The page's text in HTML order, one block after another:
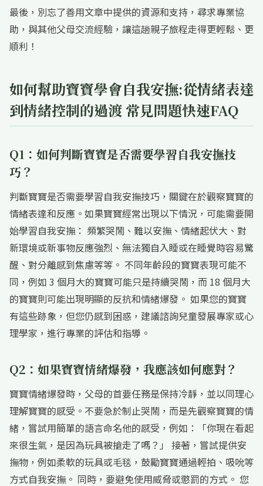
最後，別忘了善用文章中提供的資源和支持，尋求專業協
助，與其他父母交流經驗，讓這趟親子旅程走得更輕鬆、更
順利！
如何幫助寶寶學會自我安撫:從情緒表達
到情緒控制的過渡 常見問題快速FAQ
Q1：如何判斷寶寶是否需要學習自我安撫技
巧？
判斷寶寶是否需要學習自我安撫技巧，關鍵在於觀察寶寶的
情緒表達和反應。如果寶寶經常出現以下情況，可能需要開
始學習自我安撫： 頻繁哭鬧、難以安撫、情緒起伏大、對
新環境或新事物反應強烈、無法獨自入睡或在睡覺時容易驚
醒、對分離感到焦慮等等。 不同年齡段的寶寶表現可能不
同，例如 3 個月大的寶寶可能只是持續哭鬧，而 18 個月大
的寶寶則可能出現明顯的反抗和情緒爆發。 如果您的寶寶
有這些跡象，但您仍感到困惑，建議諮詢兒童發展專家或心
理學家，進行專業的評估和指導。
Q2：如果寶寶情緒爆發，我應該如何應對？
寶寶情緒爆發時，父母的首要任務是保持冷靜，並以同理心
理解寶寶的感受。不要急於制止哭鬧，而是先觀察寶寶的情
緒，嘗試用簡單的語言命名他的感受，例如：「你現在看起
來很生氣，是因為玩具被搶走了嗎？」 接著，嘗試提供安
撫物，例如柔軟的玩具或毛毯，鼓勵寶寶通過輕拍、吸吮等
方式自我安撫。 同時，要避免使用威脅或懲罰的方式。 您